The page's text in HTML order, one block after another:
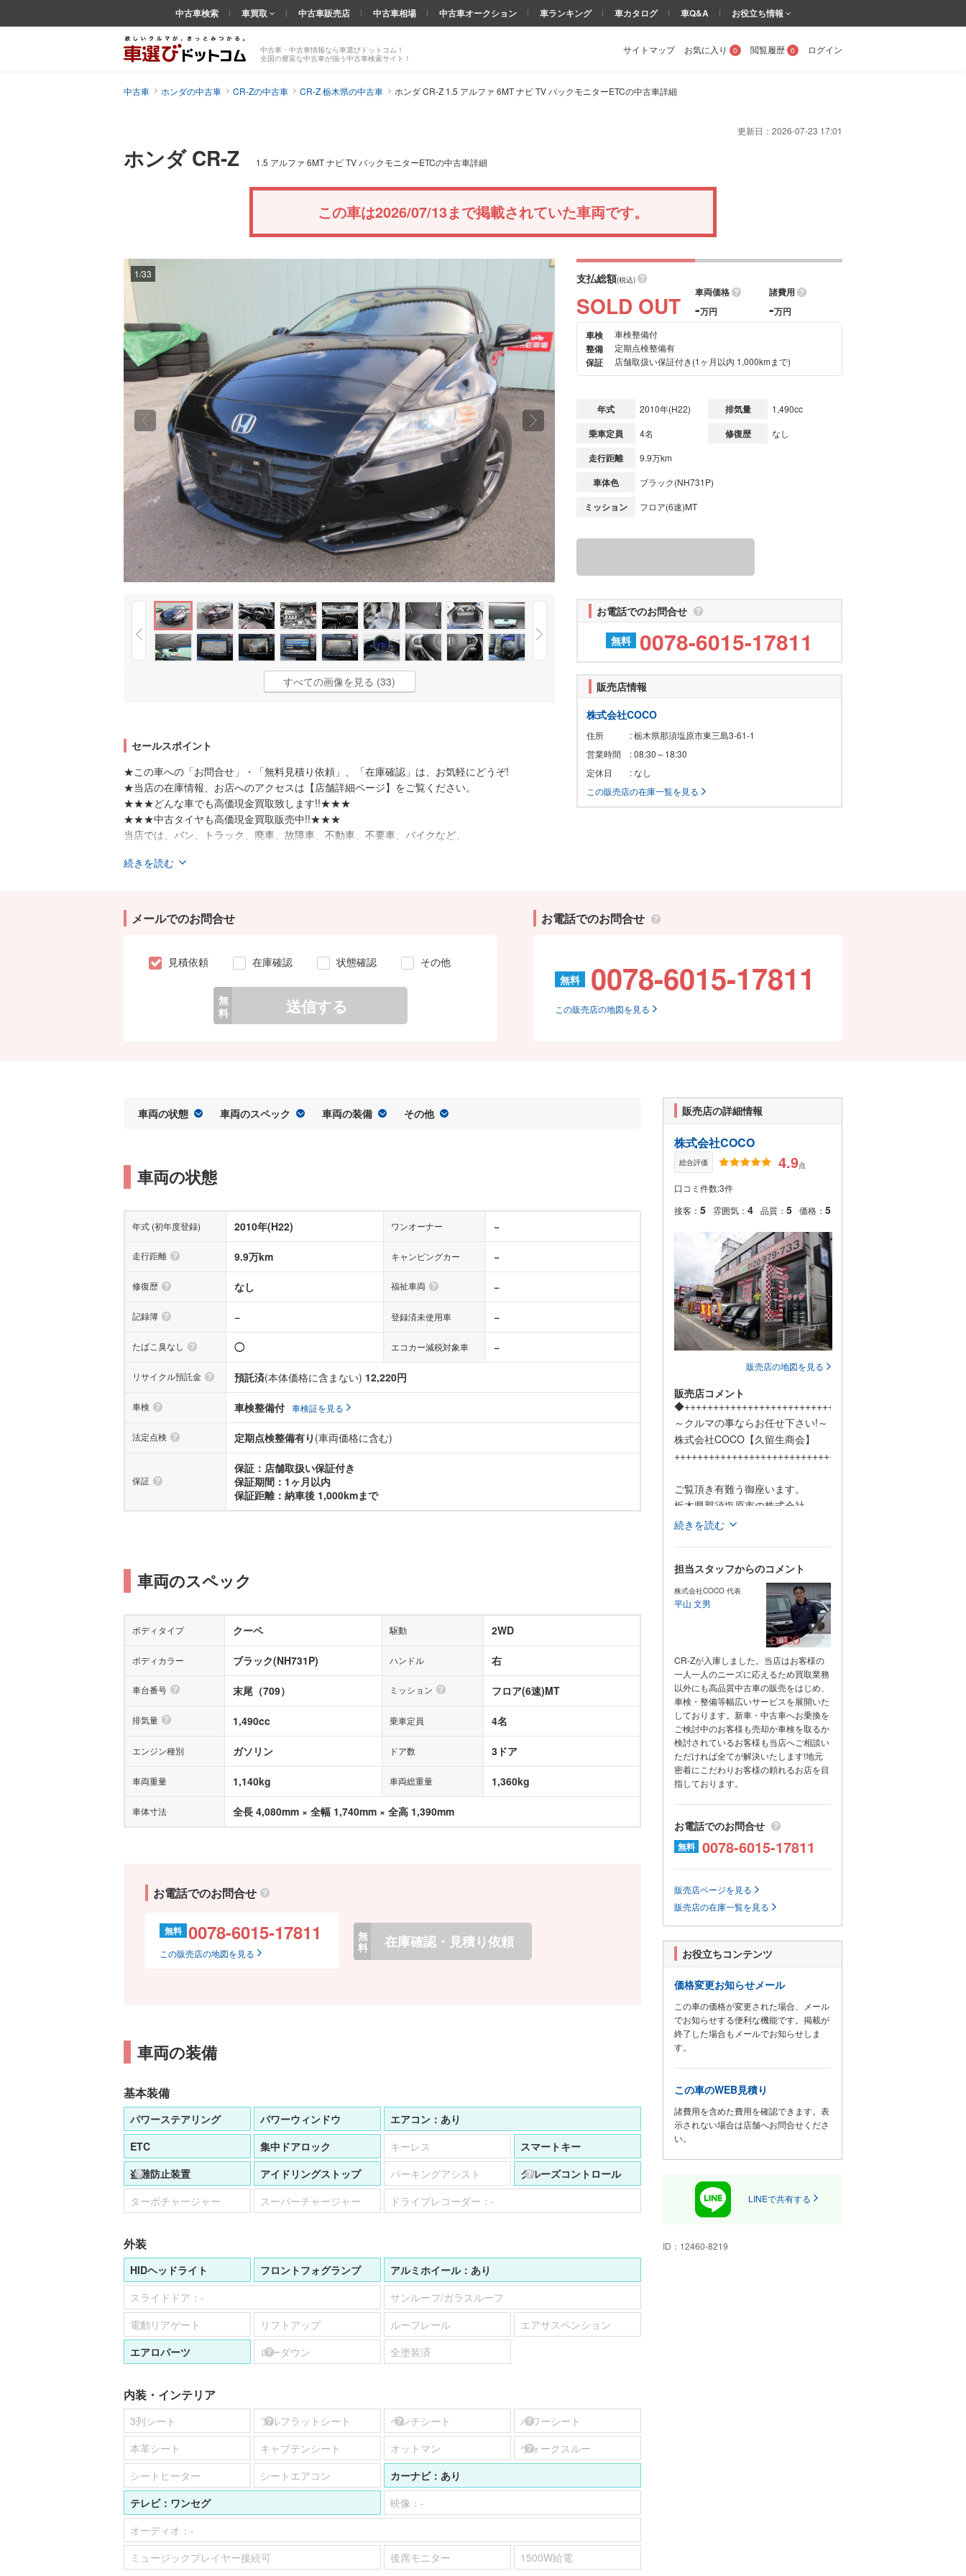
中古車・中古車情報なら車選びドットコム！
全国の豊富な中古車が揃う中古車検索サイト！
サイトマップ お気に入り 0 閲覧履歴 0 ログイン
中古車検索 車買取 中古車販売店 中古車相場 中古車オークション 車ランキング 車カタログ 車Q&A お役立ち情報
中古車 ホンダの中古車 CR-Zの中古車 CR-Z 栃木県の中古車 ホンダ CR-Z 1.5 アルファ 6MT ナビ TV バックモニターETCの中古車詳細
更新日： 2026-07-23 17:01
ホンダ CR-Z 1.5 アルファ 6MT ナビ TV バックモニターETCの中古車詳細
この車は2026/07/13まで掲載されていた車両です。
1/33
前の
画像
次の
画像
すべての画像を見る (33)
セールスポイント
★この車への「お問合せ」・「無料見積り依頼」、「在庫確認」は、お気軽にどうぞ!
★当店の在庫情報、お店へのアクセスは【店舗詳細ページ】をご覧ください。
★★★どんな車でも高価現金買取致します!!★★★
★★★中古タイヤも高価現金買取販売中!!★★★
当店では、バン、トラック、廃車、故障車、不動車、不要車、バイクなど、
です。
★お買い上げの中古車に1年保証、2年保証、3年保証をお付けする事が可能です。
● スタッフ一同、お客様からのお問い合わせを心からお待ちしております。
続きを読む
支払総額(税込)
SOLD OUT 車両価格
-万円
諸費用
-万円
車検
車検整備付
整備 定期点検整備有
保証 店舗取扱い保証付き(1ヶ月以内 1,000kmまで)
年式 2010年(H22) 排気量 1,490cc
乗車定員 4名 修復歴 なし
走行距離 9.9万km
車体色 ブラック(NH731P)
ミッション フロア(6速)MT
お電話でのお問合せ
無料 0078-6015-17811
販売店情報
株式会社COCO
住所
: 栃木県那須塩原市東三島3-61-1
営業時間
: 08:30～18:30
定休日
: なし
この販売店の在庫一覧を見る
メールでのお問合せ
見積依頼 在庫確認 状態確認 その他
無
料
送信する
お電話でのお問合せ
無料 0078-6015-17811
この販売店の地図を見る
車両の状態 車両のスペック 車両の装備 その他
車両の状態
年式 (初年度登録) 2010年(H22) ワンオーナー −
走行距離 9.9万km キャンピングカー −
修復歴 なし 福祉車両 −
記録簿 − 登録済未使用車 −
たばこ臭なし ◯ エコカー減税対象車 −
リサイクル預託金 預託済(本体価格に含まない) 12,220円
車検 車検整備付 車検証を見る
法定点検 定期点検整備有り (車両価格に含む)
保証
保証：店舗取扱い保証付き
保証期間：1ヶ月以内
保証距離：納車後 1,000kmまで
車両のスペック
ボディタイプ クーペ 駆動 2WD
ボディカラー ブラック(NH731P) ハンドル 右
車台番号 末尾（709） ミッション フロア(6速)MT
排気量 1,490cc 乗車定員 4名
エンジン種別 ガソリン ドア数 3ドア
車両重量 1,140kg 車両総重量 1,360kg
車体寸法 全長 4,080mm × 全幅 1,740mm × 全高 1,390mm
お電話でのお問合せ
無料 0078-6015-17811
この販売店の地図を見る
無
料
在庫確認・見積り依頼
車両の装備
基本装備
パワーステアリング パワーウィンドウ エアコン： あり
ETC
集中ドアロック キーレス
スマートキー
盗難防止装置
アイドリングストップ パーキングアシスト
クルーズコントロール
ターボチャージャー
スーパーチャージャー ドライブレコーダー： -
外装
HIDヘッドライト フロントフォグランプ アルミホイール： あり
スライドドア： -
サンルーフ/ガラスルーフ
電動リアゲート
リフトアップ ルーフレール
エアサスペンション
エアロパーツ
ローダウン 全塗装済
内装・インテリア
3列シート フルフラットシート ベンチシート
パワーシート
本革シート
キャプテンシート オットマン
ウォークスルー
シートヒーター
シートエアコン カーナビ： あり
テレビ： ワンセグ 映像： -
オーディオ： -
ミュージックプレイヤー接続可
後席モニター 1500W給電
販売店の詳細情報
株式会社COCO
総合評価 4.9点
口コミ件数:3件
接客： 5 雰囲気： 4 品質： 5 価格： 5
販売店の地図を見る
販売店コメント
～クルマの事ならお任せ下さい!～
株式会社COCO【久留生商会】
ご覧頂き有難う御座います。
栃木県那須塩原市の株式会社
COCO【久留生商会】で御座いま
当店は、創業50年以上に渡り自動
車の整備や修理を行ってまいりま
したので、本当に自信を持ってオ
ススメ出来る車輌のみを取り揃え
クルマの事なら、株式会社
COCO【久留生商会】にお任せ下
さい!!
★この車への「お問合せ」・「無
料見積り依頼」、「在庫確認」
は、お気軽にどうぞ!
★当店の在庫情報、お店へのアク
セスは【店舗詳細ページ】をご覧
ください。
★★★どんな車でも高価現金買取
致します!!★★★
★★★中古タイヤも高価現金買取
販売中!!★★★
当店では、高年式、低年式、バ
ン、トラック、廃車、事故車、故
させて頂きます。税止め廃車手続
き無料、県内お車引き取り無料で
す。
中古タイヤ、スタッドレス、アル
ミホイールも高価現金買取を行っ
ています。
良質の中古タイヤもお安く販売し
ています。
★お買い上げの中古車に1年保証、
2年保証、3年保証をお付けする事
が可能です。(別途有料)
(弊社店舗6カ月保証付き車も多数
車両価格15万円以上になります)
● スタッフ一同、お客様からのお
問い合わせを心からお待ちしてお
◆～車検、整備もお任せ下さい!～
続きを読む
担当スタッフからのコメント
株式会社COCO 代表
平山 文男
CR-Zが入庫しました。当店はお客様の
一人一人のニーズに応えるため買取業務
以外にも高品質中古車の販売をはじめ、
車検・整備等幅広いサービスを展開いた
しております。新車・中古車へお乗換を
ご検討中のお客様も売却か車検を取るか
検討されているお客様も当店へご相談い
ただければ全てが解決いたします!地元
密着にこだわりお客様の頼れるお店を目
指しております。
お電話でのお問合せ
無料 0078-6015-17811
販売店ページを見る
販売店の在庫一覧を見る
お役立ちコンテンツ
価格変更お知らせメール
この車の価格が変更された場合、メール
でお知らせする便利な機能です。掲載が
終了した場合もメールでお知らせしま
す。
この車のWEB見積り
諸費用を含めた費用を確認できます。表
示されない場合は店舗へお問合せくださ
い。
LINEで共有する
ID： 12460-8219